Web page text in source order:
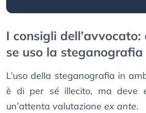
I consigli dell’avvocato:
se uso la
L’uso della steganografia in
è di per sé illecito, ma deve
un’attenta valutazione ex ante.